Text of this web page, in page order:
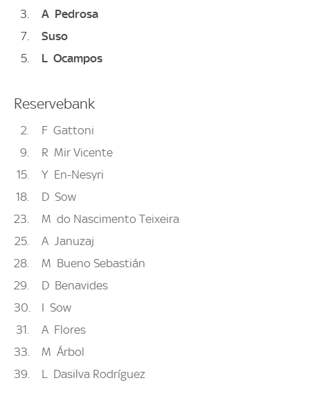
3
A Pedrosa
7
Suso
5
L Ocampos
Reservebank
2 F Gattoni
9
R Mir Vicente
15
Y En-Nesyri
18
D Sow
23
M do Nascimento Teixeira
25
A Januzaj
28
M Bueno Sebastián
29
D Benavides
30
I Sow
31
A Flores
33
M Árbol
39
L Dasilva Rodríguez